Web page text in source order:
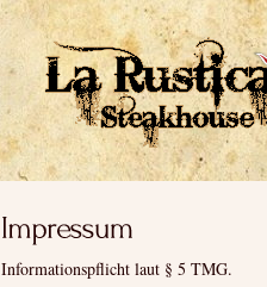
Informationspflicht laut § 5 TMG.